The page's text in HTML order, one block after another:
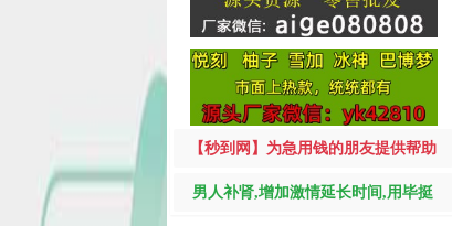
【秒到网】为急用钱的朋友提供帮助
男人补肾,增加激情延长时间,用毕挺